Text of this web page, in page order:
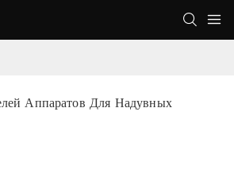
Аппаратов Для Надувных